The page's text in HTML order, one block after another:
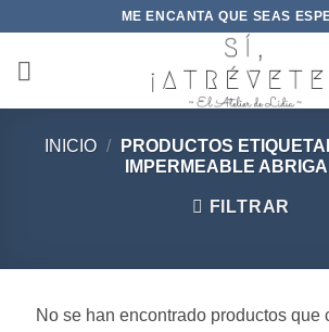
contenido
ME ENCANTA QUE SEAS
INICIO /
PRODUCTOS
IMPERMEABLE
FILTRAR
No se han encontrado productos que